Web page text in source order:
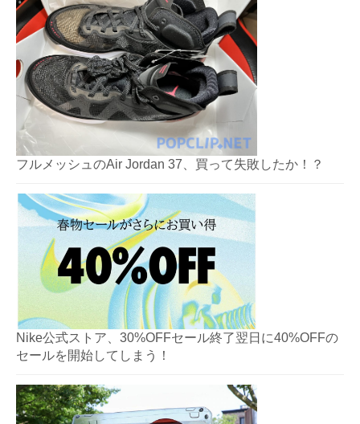
フルメッシュのAir Jordan 37、買って失敗したか！？
Nike公式ストア、30%OFFセール終了翌日に40%OFFの
セールを開始してしまう！